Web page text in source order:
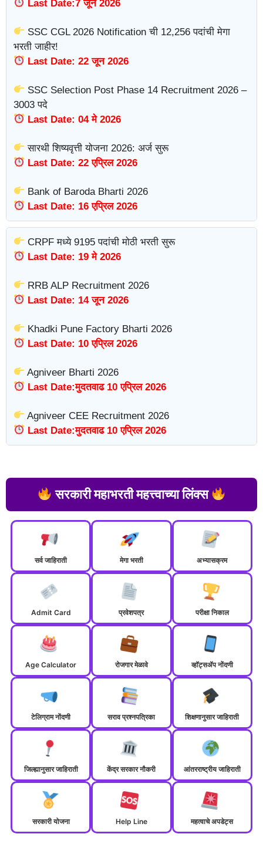
Last Date:7 जून 2026
SSC CGL 2026 Notification ची 12,256 पदांची मेगा
भरती जाहीर!
Last Date: 22 जून 2026
SSC Selection Post Phase 14 Recruitment 2026 –
3003 पदे
Last Date: 04 मे 2026
सारथी शिष्यवृत्ती योजना 2026: अर्ज सुरू
Last Date: 22 एप्रिल 2026
Bank of Baroda Bharti 2026
Last Date: 16 एप्रिल 2026
CRPF मध्ये 9195 पदांची मोठी भरती सुरू
Last Date: 19 मे 2026
RRB ALP Recruitment 2026
Last Date: 14 जून 2026
Khadki Pune Factory Bharti 2026
Last Date: 10 एप्रिल 2026
Agniveer Bharti 2026
Last Date:मुदतवाढ 10 एप्रिल 2026
Agniveer CEE Recruitment 2026
Last Date:मुदतवाढ 10 एप्रिल 2026
सरकारी महाभरती महत्त्वाच्या लिंक्स
सर्व जाहिराती मेगा भरती अभ्यासक्रम
Admit Card प्रवेशपत्र परीक्षा निकाल
Age Calculator रोजगार मेळावे व्हॉट्सॲप नोंदणी
टेलिग्राम नोंदणी सराव प्रश्नपत्रिका शिक्षणानुसार जाहिराती
जिल्ह्यानुसार जाहिराती केंद्र सरकार नौकरी आंतरराष्ट्रीय जाहिराती
सरकारी योजना Help Line महत्वाचे अपडेट्स